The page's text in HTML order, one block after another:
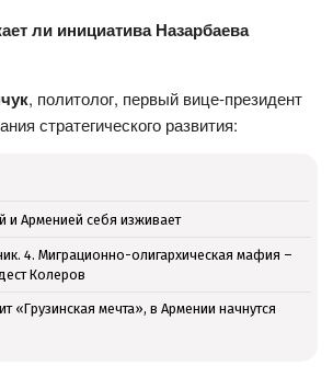
ли инициатива Назарбаева
, политолог, первый вице-президент
стратегического развития:
и Арменией себя изживает
4. Миграционно-олигархическая мафия –
Колеров
«Грузинская мечта», в Армении начнутся